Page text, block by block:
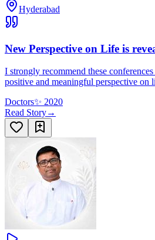
Hyderabad
New Perspective on Life is
I strongly recommend these
positive and meaningful perspective on
Doctors✨ 2020
Read Story→